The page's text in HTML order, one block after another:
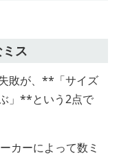
ス
敗が、**「サイズ
」**という2点で
カーによって数ミ